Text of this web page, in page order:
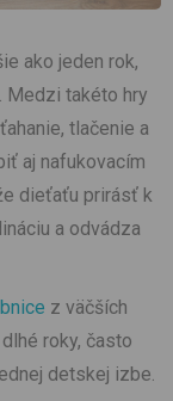
ako jeden rok,
. Medzi takéto hry
tlačenie a
aj nafukovacím
dieťaťu prirásť k
a odvádza
z väčších
roky, často
detskej izbe.